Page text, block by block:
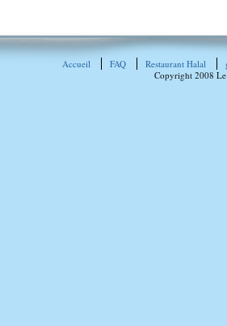
Accueil FAQ Restaurant Halal
Copyright 2008